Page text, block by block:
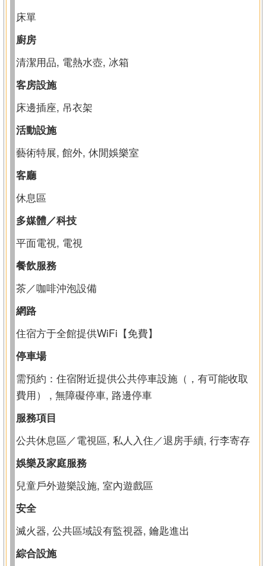
床單
廚房
清潔用品, 電熱水壺, 冰箱
客房設施
床邊插座, 吊衣架
活動設施
藝術特展, 館外, 休閒娛樂室
客廳
休息區
多媒體／科技
平面電視, 電視
餐飲服務
茶／咖啡沖泡設備
網路
住宿方于全館提供WiFi【免費】
停車場
需預約：住宿附近提供公共停車設施（，有可能收取
費用） , 無障礙停車, 路邊停車
服務項目
公共休息區／電視區, 私人入住／退房手續, 行李寄存
娛樂及家庭服務
兒童戶外遊樂設施, 室內遊戲區
安全
滅火器, 公共區域設有監視器, 鑰匙進出
綜合設施